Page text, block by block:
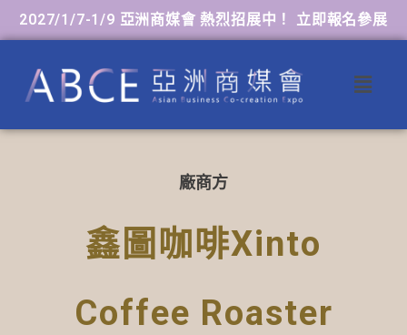
2027/1/7-1/9 亞洲商媒會 熱烈招展中！ 立即報名參展
廠商方
鑫圖咖啡Xinto
Coffee Roaster